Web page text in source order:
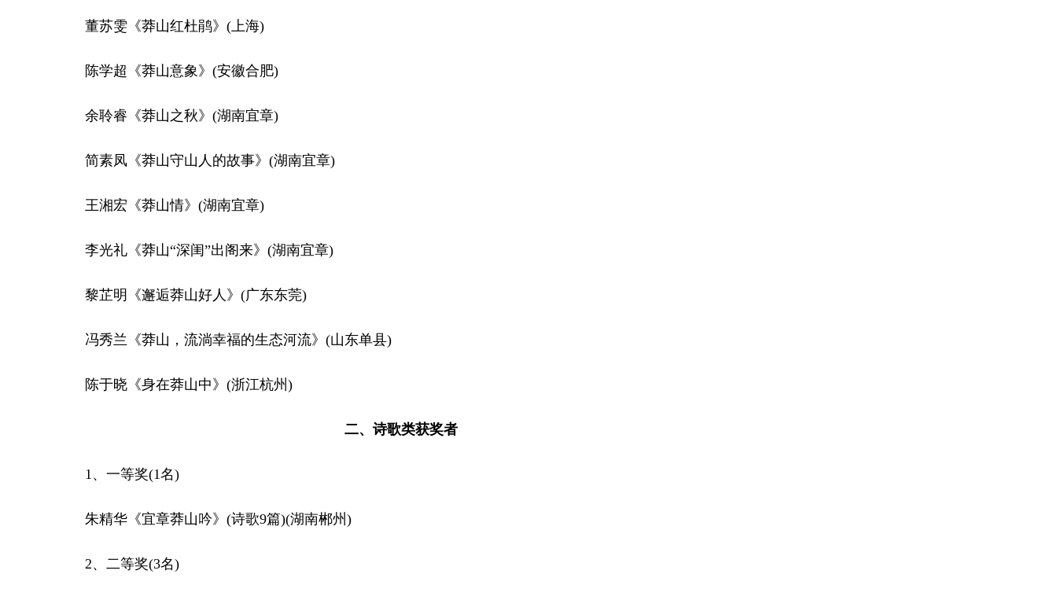
董苏雯《莽山红杜鹃》(上海)
陈学超《莽山意象》(安徽合肥)
余聆睿《莽山之秋》(湖南宜章)
简素凤《莽山守山人的故事》(湖南宜章)
王湘宏《莽山情》(湖南宜章)
李光礼《莽山“深闺”出阁来》(湖南宜章)
黎芷明《邂逅莽山好人》(广东东莞)
冯秀兰《莽山，流淌幸福的生态河流》(山东单县)
陈于晓《身在莽山中》(浙江杭州)
二、诗歌类获奖者
1、一等奖(1名)
朱精华《宜章莽山吟》(诗歌9篇)(湖南郴州)
2、二等奖(3名)